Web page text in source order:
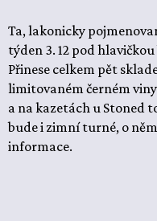
Ta, lakonicky
týden 3. 12 pod
Přinese celkem pět
limitovaném černém
a na kazetách u Stoned
bude i zimní turné, o
informace.